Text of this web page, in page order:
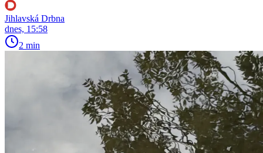
Jihlavská Drbna
dnes, 15:58
2 min